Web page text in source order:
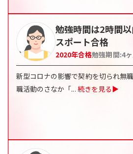
勉強時間は2時間
スポート合格
2020年合格勉強期間:4
新型コロナの影響で契約を切られ無
職活動のさなか「... 続きを見る▶